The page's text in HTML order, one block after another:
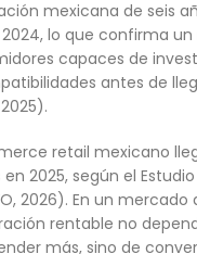
mexicana de seis
lo que confirma
capaces de
antes de
retail mexicano
2025, según el
2026). En un mercado
rentable no
más, sino de